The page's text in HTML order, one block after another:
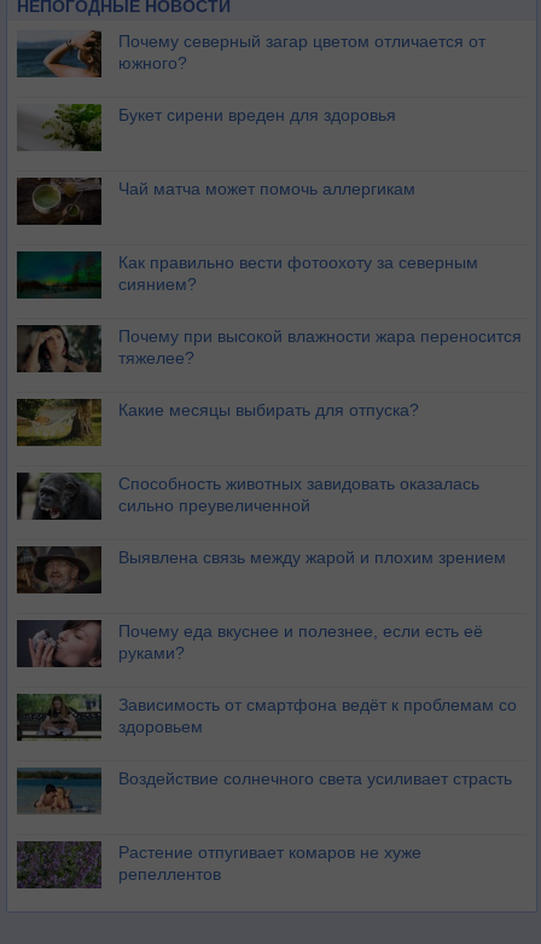
НЕПОГОДНЫЕ НОВОСТИ
Почему северный загар цветом отличается от
южного?
Букет сирени вреден для здоровья
Чай матча может помочь аллергикам
Как правильно вести фотоохоту за северным
сиянием?
Почему при высокой влажности жара переносится
тяжелее?
Какие месяцы выбирать для отпуска?
Способность животных завидовать оказалась
сильно преувеличенной
Выявлена связь между жарой и плохим зрением
Почему еда вкуснее и полезнее, если есть её
руками?
Зависимость от смартфона ведёт к проблемам со
здоровьем
Воздействие солнечного света усиливает страсть
Растение отпугивает комаров не хуже
репеллентов